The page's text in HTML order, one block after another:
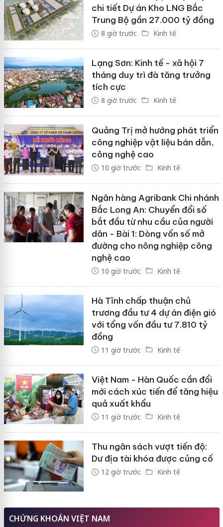
chi tiết Dự án Kho LNG Bắc
Trung Bộ gần 27.000 tỷ đồng
8 giờ trước Kinh tế
Lạng Sơn: Kinh tế - xã hội 7
tháng duy trì đà tăng trưởng
tích cực
8 giờ trước Kinh tế
Quảng Trị mở hướng phát triển
công nghiệp vật liệu bán dẫn,
công nghệ cao
10 giờ trước Kinh tế
Ngân hàng Agribank Chi nhánh
Bắc Long An: Chuyển đổi số
bắt đầu từ nhu cầu của người
dân - Bài 1: Dòng vốn số mở
đường cho nông nghiệp công
nghệ cao
10 giờ trước Kinh tế
Hà Tĩnh chấp thuận chủ
trương đầu tư 4 dự án điện gió
với tổng vốn đầu tư 7.810 tỷ
đồng
11 giờ trước Kinh tế
Việt Nam - Hàn Quốc cần đổi
mới cách xúc tiến để tăng hiệu
quả xuất khẩu
11 giờ trước Kinh tế
Thu ngân sách vượt tiến độ:
Dư địa tài khóa được củng cố
12 giờ trước Kinh tế
CHỨNG KHOÁN VIỆT NAM